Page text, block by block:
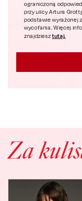
ograniczoną
przy ulicy Artura
podstawie wyrażonej
wycofania. Więcej
znajdziesztutaj.
Za